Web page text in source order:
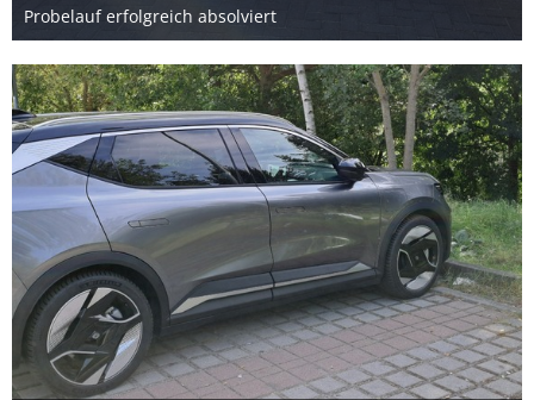
Probelauf erfolgreich absolviert
24. August 2024
2